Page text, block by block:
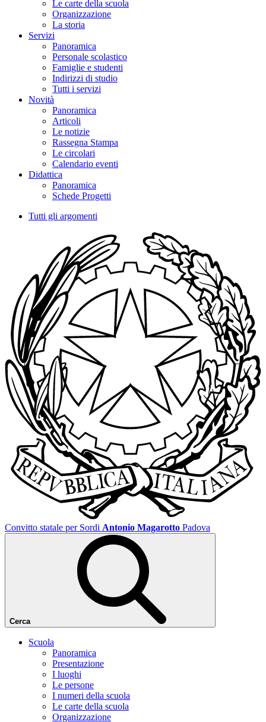
Le carte della scuola
Organizzazione
La storia
Servizi
Panoramica
Personale scolastico
Famiglie e studenti
Indirizzi di studio
Tutti i servizi
Novità
Panoramica
Articoli
Le notizie
Rassegna Stampa
Le circolari
Calendario eventi
Didattica
Panoramica
Schede Progetti
Tutti gli argomenti
Convitto statale per Sordi Antonio Magarotto Padova
Cerca
Scuola
Panoramica
Presentazione
I luoghi
Le persone
I numeri della scuola
Le carte della scuola
Organizzazione